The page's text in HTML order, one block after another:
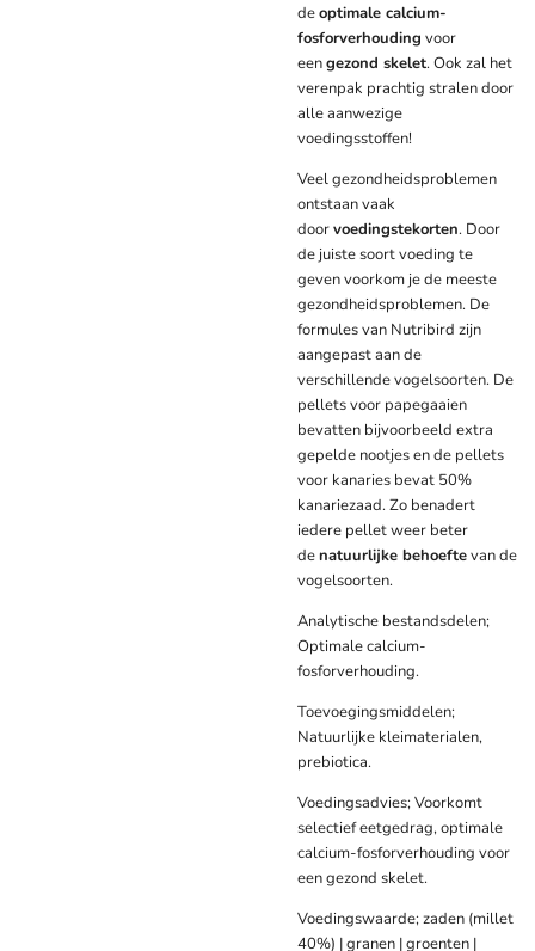
deoptimale calcium-
fosforverhouding voor
eengezond skelet. Ook zal het
verenpak prachtig stralen door
alle aanwezige
voedingsstoffen!
Veel gezondheidsproblemen
ontstaan vaak
doorvoedingstekorten. Door
de juiste soort voeding te
geven voorkom je de meeste
gezondheidsproblemen. De
formules van Nutribird zijn
aangepast aan de
verschillende vogelsoorten. De
pellets voor papegaaien
bevatten bijvoorbeeld extra
gepelde nootjes en de pellets
voor kanaries bevat 50%
kanariezaad. Zo benadert
iedere pellet weer beter
denatuurlijke behoeftevan de
vogelsoorten.
Analytische bestandsdelen;
Optimale calcium-
fosforverhouding.
Toevoegingsmiddelen;
Natuurlijke kleimaterialen,
prebiotica.
Voedingsadvies; Voorkomt
selectief eetgedrag, optimale
calcium-fosforverhouding voor
een gezond skelet.
Voedingswaarde; zaden (millet
40%) | granen | groenten |